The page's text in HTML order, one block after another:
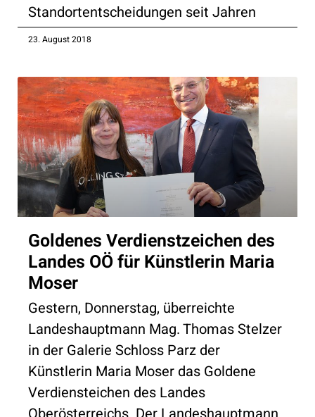
Standortentscheidungen seit Jahren
23. August 2018
Goldenes Verdienstzeichen des
Landes OÖ für Künstlerin Maria
Moser
Gestern, Donnerstag, überreichte
Landeshauptmann Mag. Thomas Stelzer
in der Galerie Schloss Parz der
Künstlerin Maria Moser das Goldene
Verdiensteichen des Landes